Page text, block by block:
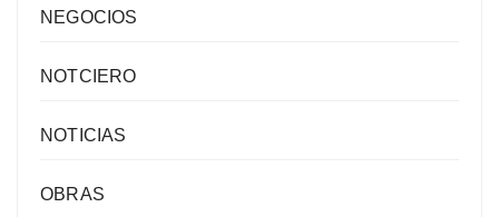
NEGOCIOS
NOTCIERO
NOTICIAS
OBRAS